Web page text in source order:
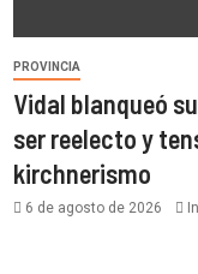
PROVINCIA
Vidal blanqueó
ser reelecto y
kirchnerismo
6 de agosto de 2026